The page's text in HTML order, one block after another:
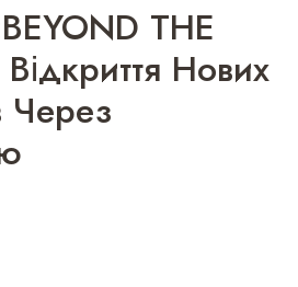
THE
Нових
Через